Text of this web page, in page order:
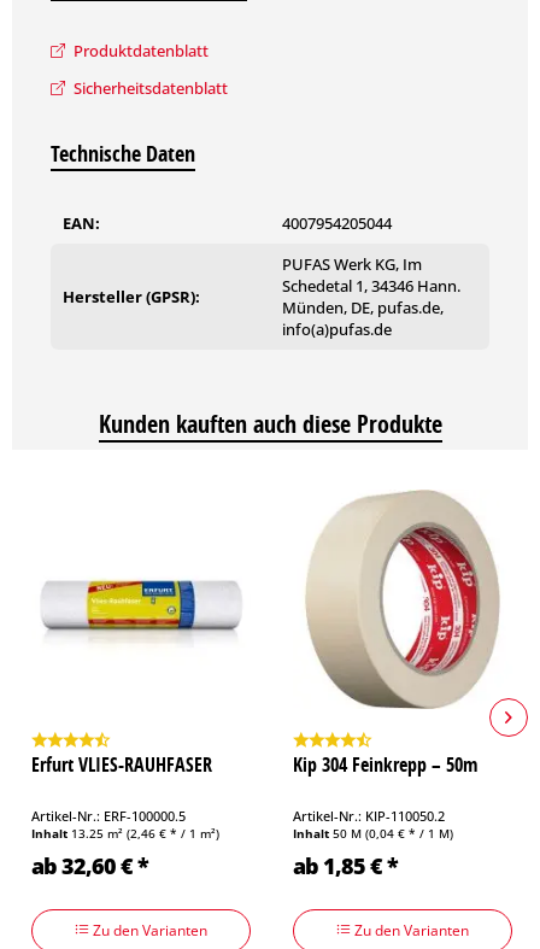
Weitere technische Details und Hinweise zur Verarbeitung
Produktdatenblatt
Sicherheitsdatenblatt
Technische Daten
EAN: 4007954205044
Hersteller (GPSR):
PUFAS Werk KG, Im
Schedetal 1, 34346 Hann.
Münden, DE, pufas.de,
info(a)pufas.de
Kunden kauften auch diese Produkte
Erfurt VLIES-RAUHFASER
Artikel-Nr.: ERF-100000.5
Inhalt 13.25 m² (2,46 € * / 1 m²)
ab 32,60 € *
Zu den Varianten
Kip 304 Feinkrepp – 50m
Artikel-Nr.: KIP-110050.2
Inhalt 50 M (0,04 € * / 1 M)
ab 1,85 € *
Zu den Varianten